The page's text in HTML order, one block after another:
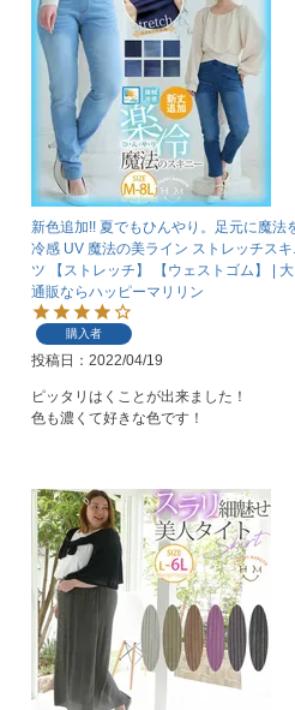
新色追加!! 夏でもひんやり。足元に魔法
冷感 UV 魔法の美ライン ストレッチス
ツ 【ストレッチ】 【ウェストゴム】 |
通販ならハッピーマリリン
購入者
投稿日 2022/04/19
ピッタリはくことが出来ました！
色も濃くて好きな色です！